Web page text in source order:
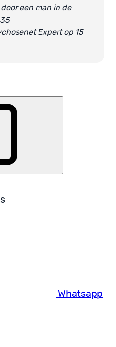
een man in de
Expert op 15
Whatsapp